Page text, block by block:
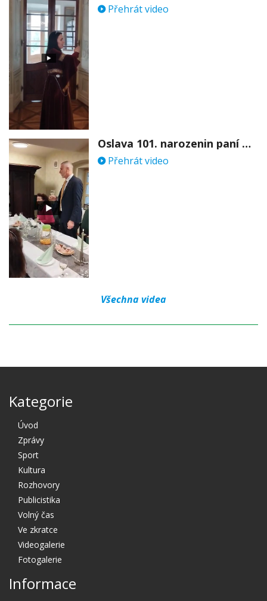
Přehrát video
Oslava 101. narozenin paní Věry Skořepové
Přehrát video
Všechna videa
Kategorie
Úvod
Zprávy
Sport
Kultura
Rozhovory
Publicistika
Volný čas
Ve zkratce
Videogalerie
Fotogalerie
Informace